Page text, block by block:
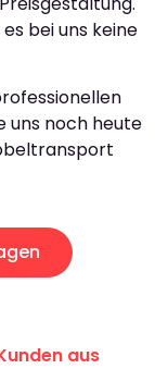
bei uns keine
uns noch heute
aus